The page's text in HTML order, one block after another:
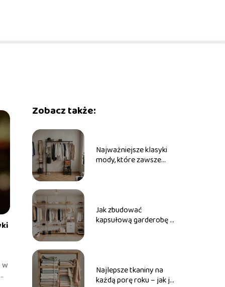
Zobacz także:
Najważniejsze klasyki
mody, które zawsze
Jak zbudować
kapsułową garderobę –
Najlepsze tkaniny na
każdą porę roku – jak je